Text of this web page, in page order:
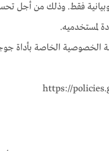
وبيانية فقط. وذلك من أجل
لمستخدميه.
الخاصة بأداة
https://